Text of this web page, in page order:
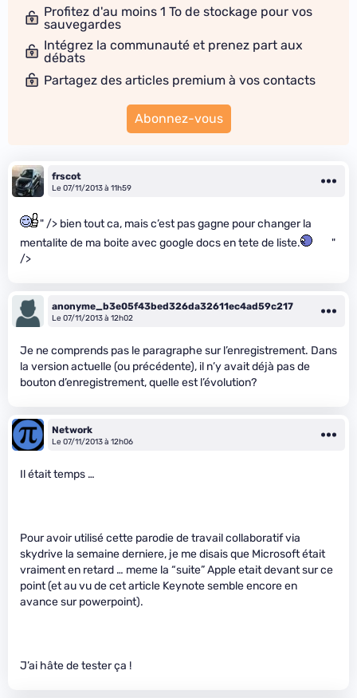
Profitez d'au moins 1 To de stockage pour vos
sauvegardes
Intégrez la communauté et prenez part aux
débats
Partagez des articles premium à vos contacts
Abonnez-vous
frscot
Le 07/11/2013 à 11h59
" /> bien tout ca, mais c’est pas gagne pour changer la
mentalite de ma boite avec google docs en tete de liste.
"
/>
anonyme_b3e05f43bed326da32611ec4ad59c217
Le 07/11/2013 à 12h02
Je ne comprends pas le paragraphe sur l’enregistrement. Dans
la version actuelle (ou précédente), il n’y avait déjà pas de
bouton d’enregistrement, quelle est l’évolution?
Network
Le 07/11/2013 à 12h06
Il était temps …
Pour avoir utilisé cette parodie de travail collaboratif via
skydrive la semaine derniere, je me disais que Microsoft était
vraiment en retard … meme la “suite” Apple etait devant sur ce
point (et au vu de cet article Keynote semble encore en
avance sur powerpoint).
J’ai hâte de tester ça !